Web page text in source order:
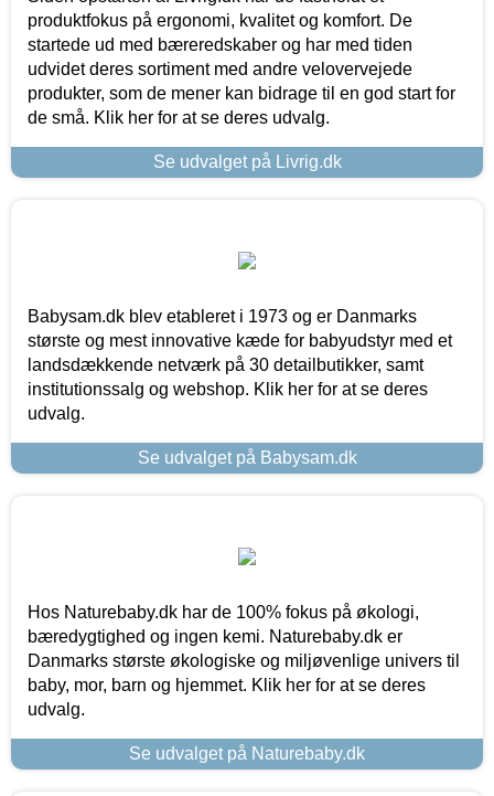
produktfokus på ergonomi, kvalitet og komfort. De
startede ud med bæreredskaber og har med tiden
udvidet deres sortiment med andre velovervejede
produkter, som de mener kan bidrage til en god start for
de små. Klik her for at se deres udvalg.
Se udvalget på Livrig.dk
Babysam.dk blev etableret i 1973 og er Danmarks
største og mest innovative kæde for babyudstyr med et
landsdækkende netværk på 30 detailbutikker, samt
institutionssalg og webshop. Klik her for at se deres
udvalg.
Se udvalget på Babysam.dk
Hos Naturebaby.dk har de 100% fokus på økologi,
bæredygtighed og ingen kemi. Naturebaby.dk er
Danmarks største økologiske og miljøvenlige univers til
baby, mor, barn og hjemmet. Klik her for at se deres
udvalg.
Se udvalget på Naturebaby.dk